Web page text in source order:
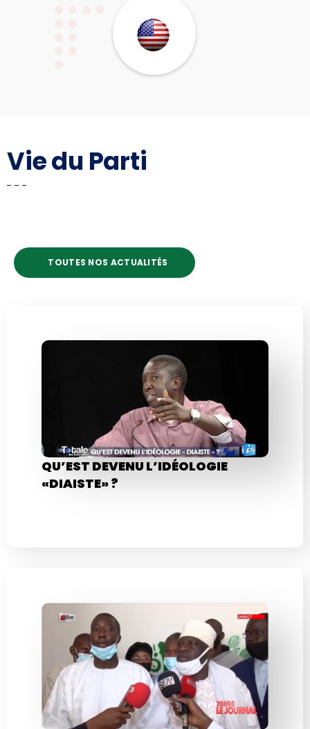
Vie du Parti
TOUTES NOS ACTUALITÉS
QU’EST DEVENU L’IDÉOLOGIE
«DIAISTE» ?